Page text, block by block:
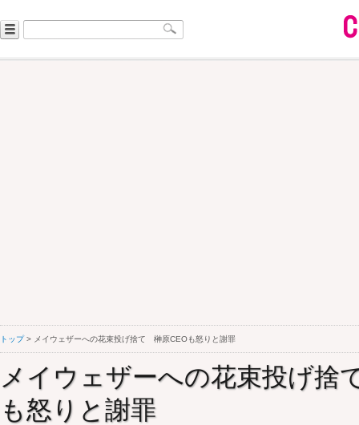
トップ> メイウェザーへの花束投げ捨て 榊原CEOも怒りと謝罪
メイウェザーへの花束投げ
も怒りと謝罪